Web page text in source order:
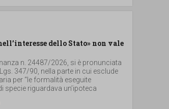
dello Stato» non vale
n. 24487/2026, si è pronunciata
347/90, nella parte in cui esclude
per “le formalità eseguite
specie riguardava un’ipoteca